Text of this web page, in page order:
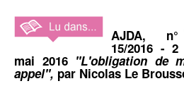
AJDA, n°
15/2016 - 2
mai 2016 "L'obligation de
appel", par Nicolas Le